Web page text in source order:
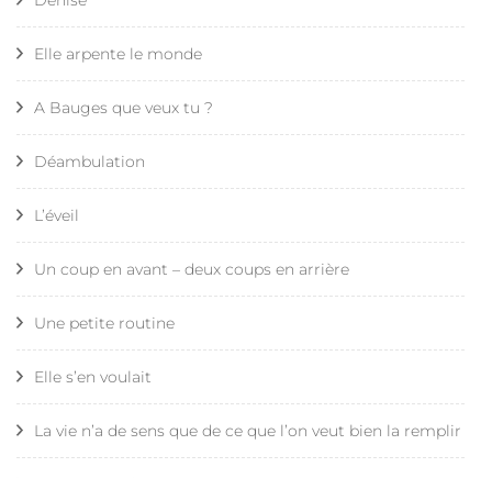
Elle arpente le monde
A Bauges que veux tu ?
Déambulation
L’éveil
Un coup en avant – deux coups en arrière
Une petite routine
Elle s’en voulait
La vie n’a de sens que de ce que l’on veut bien la remplir